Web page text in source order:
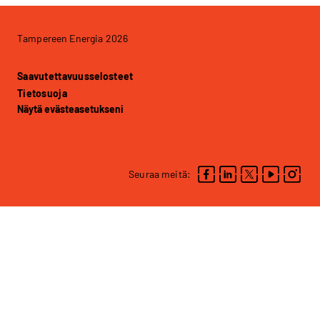
Tampereen Energia 2026
Saavutettavuusselosteet
Tietosuoja
Näytä evästeasetukseni
Seuraa meitä: